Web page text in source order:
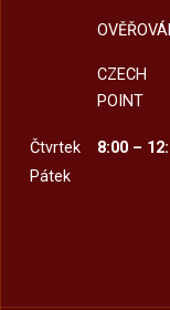
CZECH
POINT
Čtvrtek
8:00 –
Pátek